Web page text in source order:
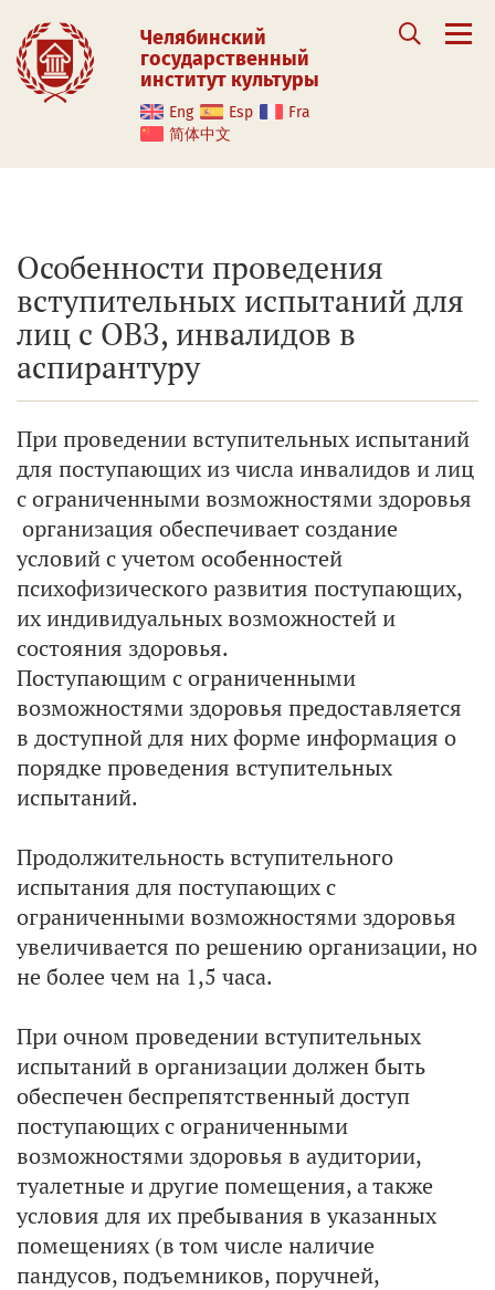
Челябинский
государственный
институт культуры
Eng Esp
Fra
简体中文
Особенности проведения
вступительных испытаний для
лиц с ОВЗ, инвалидов в
аспирантуру
При проведении вступительных испытаний
для поступающих из числа инвалидов и лиц
с ограниченными возможностями здоровья
организация обеспечивает создание
условий с учетом особенностей
психофизического развития поступающих,
их индивидуальных возможностей и
состояния здоровья.
Поступающим с ограниченными
возможностями здоровья предоставляется
в доступной для них форме информация о
порядке проведения вступительных
испытаний.
Продолжительность вступительного
испытания для поступающих с
ограниченными возможностями здоровья
увеличивается по решению организации, но
не более чем на 1,5 часа.
При очном проведении вступительных
испытаний в организации должен быть
обеспечен беспрепятственный доступ
поступающих с ограниченными
возможностями здоровья в аудитории,
туалетные и другие помещения, а также
условия для их пребывания в указанных
помещениях (в том числе наличие
пандусов, подъемников, поручней,